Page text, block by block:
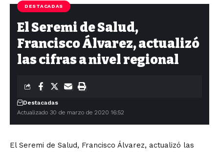
DESTACADAS
El Seremi de Salud,
Francisco Álvarez, actualizó
las cifras a nivel regional
Actualizado 30 de marzo de 2020 16:52
Destacadas
El Seremi de Salud, Francisco Álvarez, actualizó las